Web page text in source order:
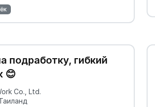
подработку, гибкий
😊
Co., Ltd.